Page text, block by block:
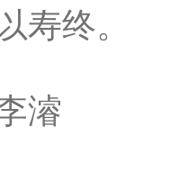
寿终。
濬